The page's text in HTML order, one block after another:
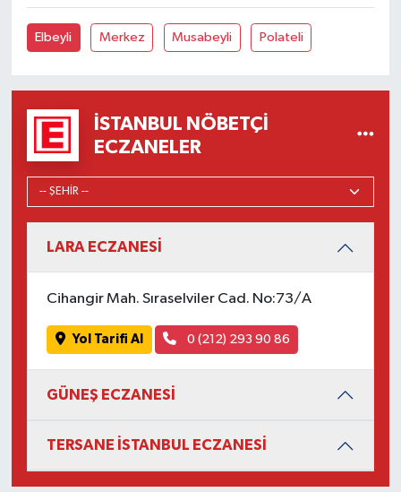
Elbeyli Merkez Musabeyli Polateli
İSTANBUL NÖBETÇI
ECZANELER
LARA ECZANESİ
Cihangir Mah. Sıraselviler Cad. No:73/A
Yol Tarifi Al 0 (212) 293 90 86
GÜNEŞ ECZANESİ
TERSANE İSTANBUL ECZANESİ